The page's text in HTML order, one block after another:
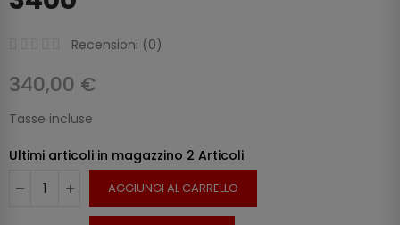
Recensioni (0)
340,00 €
Tasse incluse
Ultimi articoli in magazzino 2 Articoli
AGGIUNGI AL CARRELLO